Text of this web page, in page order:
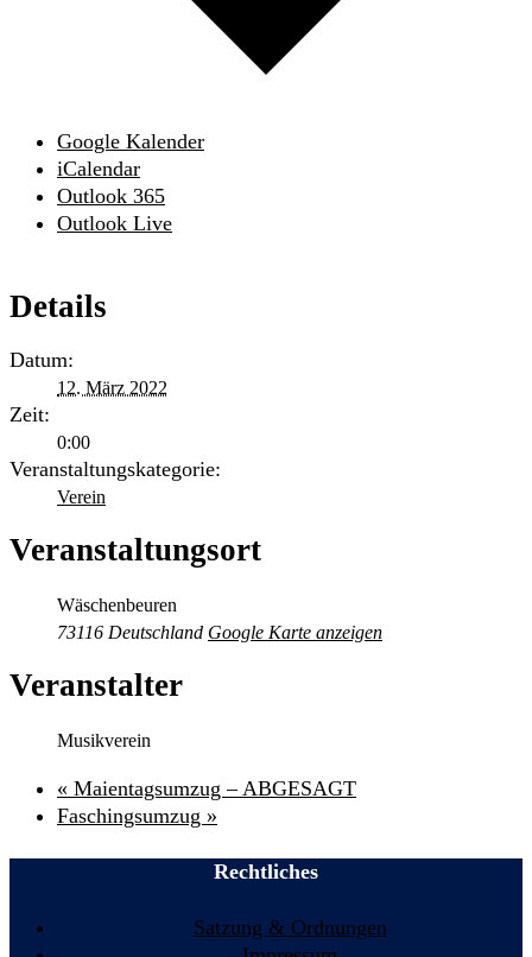
Google Kalender
iCalendar
Outlook 365
Outlook Live
Details
Datum:
12. März 2022
Zeit:
0:00
Veranstaltungskategorie:
Verein
Veranstaltungsort
Wäschenbeuren
73116 Deutschland Google Karte anzeigen
Veranstalter
Musikverein
« Maientagsumzug – ABGESAGT
Faschingsumzug »
Rechtliches
Satzung & Ordnungen